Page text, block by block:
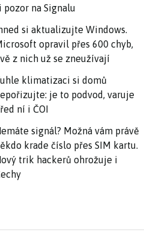
pozor na Signalu
si aktualizujte Windows.
opravil přes 600 chyb,
z nich už se zneužívají
klimatizaci si domů
je to podvod, varuje
ní i ČOI
signál? Možná vám právě
krade číslo přes SIM kartu.
trik hackerů ohrožuje i